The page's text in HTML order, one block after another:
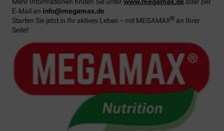
E‑Mail an info@megamax.de
Starten Sie jetzt in Ihr aktives Leben – mit MEGAMAX® an Ihrer
Seite!